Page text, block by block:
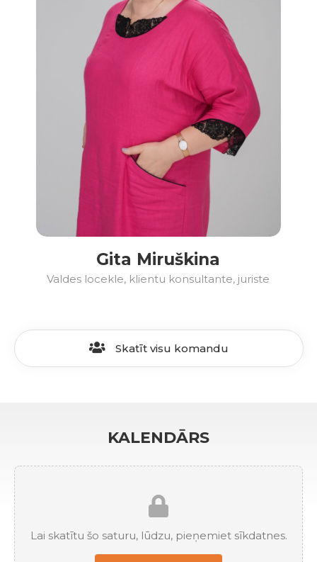
Gita Miruškina
Valdes locekle, klientu konsultante, juriste
Skatīt visu komandu
KALENDĀRS
Lai skatītu šo saturu, lūdzu, pieņemiet sīkdatnes.